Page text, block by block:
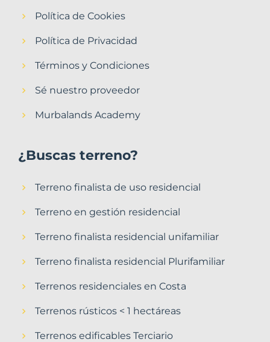
Política de Cookies
Política de Privacidad
Términos y Condiciones
Sé nuestro proveedor
Murbalands Academy
¿Buscas terreno?
Terreno finalista de uso residencial
Terreno en gestión residencial
Terreno finalista residencial unifamiliar
Terreno finalista residencial Plurifamiliar
Terrenos residenciales en Costa
Terrenos rústicos < 1 hectáreas
Terrenos edificables Terciario